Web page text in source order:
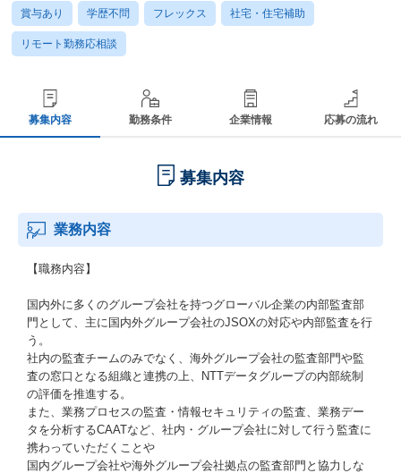
賞与あり 学歴不問 フレックス 社宅・住宅補助
リモート勤務応相談
募集内容 勤務条件 企業情報 応募の流れ
募集内容
業務内容
【職務内容】
国内外に多くのグループ会社を持つグローバル企業の内部監査部
門として、主に国内外グループ会社のJSOXの対応や内部監査を行
う。
社内の監査チームのみでなく、海外グループ会社の監査部門や監
査の窓口となる組織と連携の上、NTTデータグループの内部統制
の評価を推進する。
また、業務プロセスの監査・情報セキュリティの監査、業務デー
タを分析するCAATなど、社内・グループ会社に対して行う監査に
携わっていただくことや
国内グループ会社や海外グループ会社拠点の監査部門と協力しな